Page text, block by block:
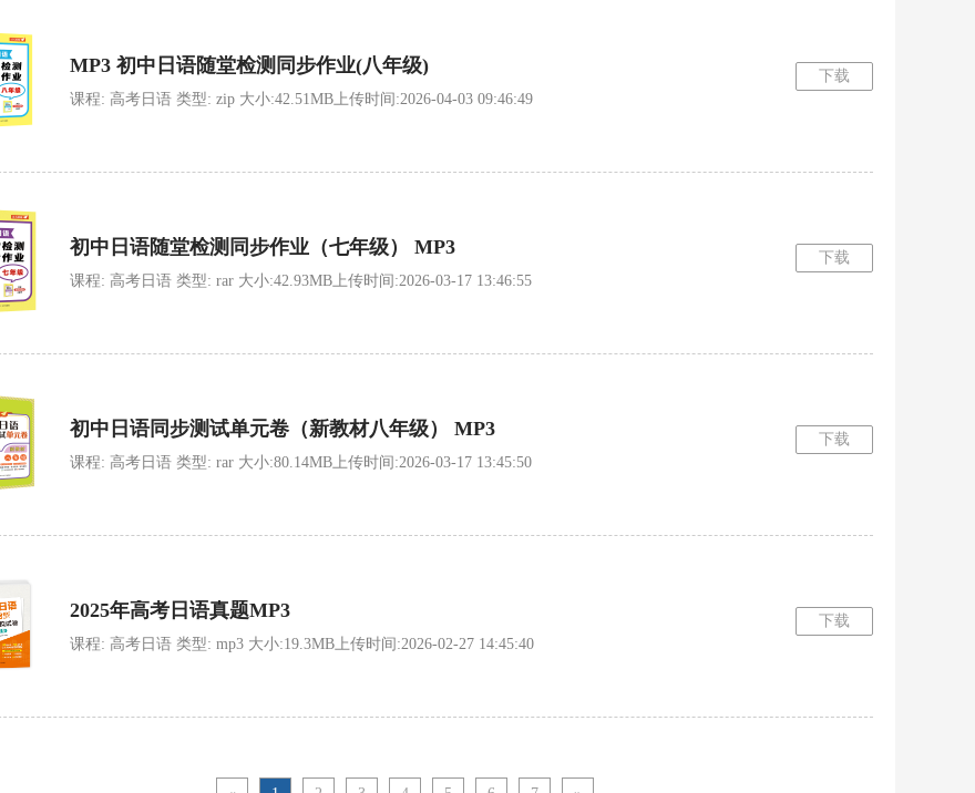
MP3 初中日语随堂检测同步作业(八年级)
课程: 高考日语 类型: zip 大小:42.51MB上传时间:2026-04-03 09:46:49
下载
初中日语随堂检测同步作业（七年级） MP3
课程: 高考日语 类型: rar 大小:42.93MB上传时间:2026-03-17 13:46:55
下载
初中日语同步测试单元卷（新教材八年级） MP3
课程: 高考日语 类型: rar 大小:80.14MB上传时间:2026-03-17 13:45:50
下载
2025年高考日语真题MP3
课程: 高考日语 类型: mp3 大小:19.3MB上传时间:2026-02-27 14:45:40
下载